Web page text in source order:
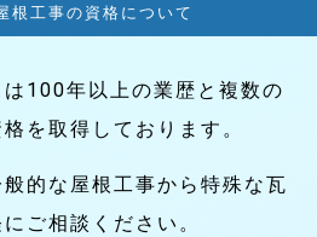
根工事の資格について
100年以上の業歴と複数の
を取得しております。
的な屋根工事から特殊な瓦
ご相談ください。